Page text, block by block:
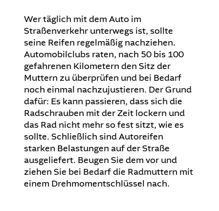
Wer täglich mit dem Auto im
Straßenverkehr unterwegs ist, sollte
seine Reifen regelmäßig nachziehen.
Automobilclubs raten, nach 50 bis 100
gefahrenen Kilometern den Sitz der
Muttern zu überprüfen und bei Bedarf
noch einmal nachzujustieren. Der Grund
dafür: Es kann passieren, dass sich die
Radschrauben mit der Zeit lockern und
das Rad nicht mehr so fest sitzt, wie es
sollte. Schließlich sind Autoreifen
starken Belastungen auf der Straße
ausgeliefert. Beugen Sie dem vor und
ziehen Sie bei Bedarf die Radmuttern mit
einem Drehmomentschlüssel nach.